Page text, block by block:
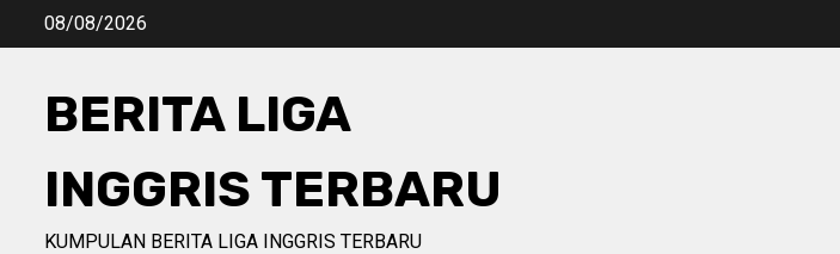
08/08/2026
BERITA LIGA
INGGRIS TERBARU
KUMPULAN BERITA LIGA INGGRIS TERBARU